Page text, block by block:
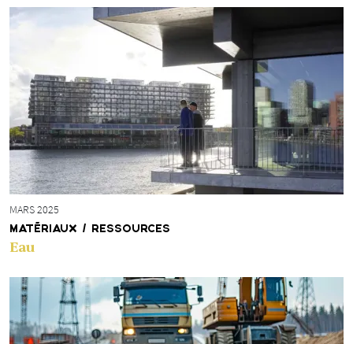
MARS 2025
MATÉRIAUX / RESSOURCES
Eau